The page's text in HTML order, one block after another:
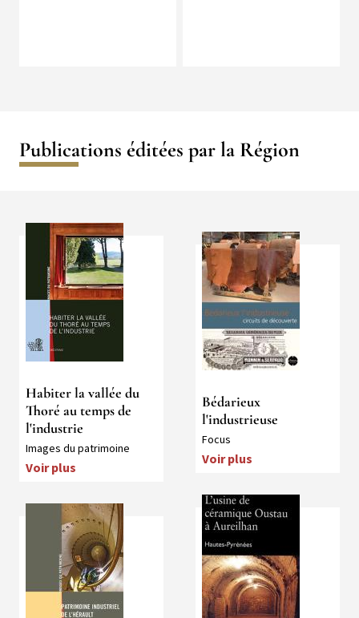
Publications éditées par la Région
Média
Habiter la vallée du
Thoré au temps de
l'industrie
Collection
Images du patrimoine
Voir plus
Média
Bédarieux
l'industrieuse
Collection
Focus
Voir plus
Média